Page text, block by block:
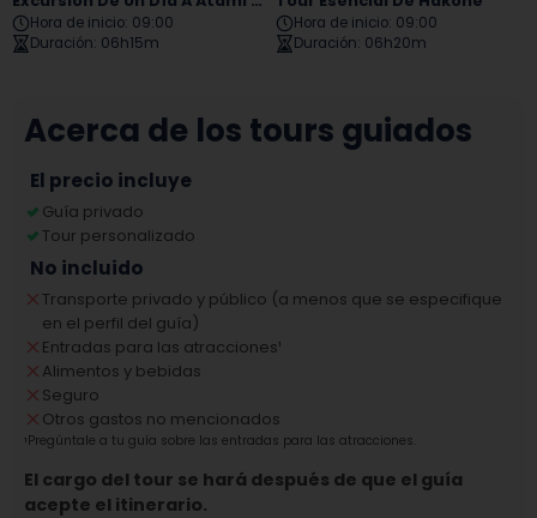
Hora de inicio: 09:00
Duración: 06h15m
Hora de inicio: 09:00
Duración: 06h20m
Acerca de los tours guiados
El precio incluye
Guía privado
Tour personalizado
No incluido
Transporte privado y público (a menos que se especifique
en el perfil del guía)
Entradas para las atracciones¹
Alimentos y bebidas
Seguro
Otros gastos no mencionados
¹Pregúntale a tu guía sobre las entradas para las atracciones.
El cargo del tour se hará después de que el guía
acepte el itinerario.